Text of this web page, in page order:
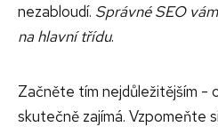
nezabloudí. Správné SEO
na hlavní třídu.
Začněte tím nejdůležitějším -
skutečně zajímá. Vzpomeňte